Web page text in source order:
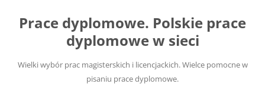
treści
Prace dyplomowe. Polskie prace
dyplomowe w sieci
Wielki wybór prac magisterskich i licencjackich. Wielce pomocne w
pisaniu prace dyplomowe.